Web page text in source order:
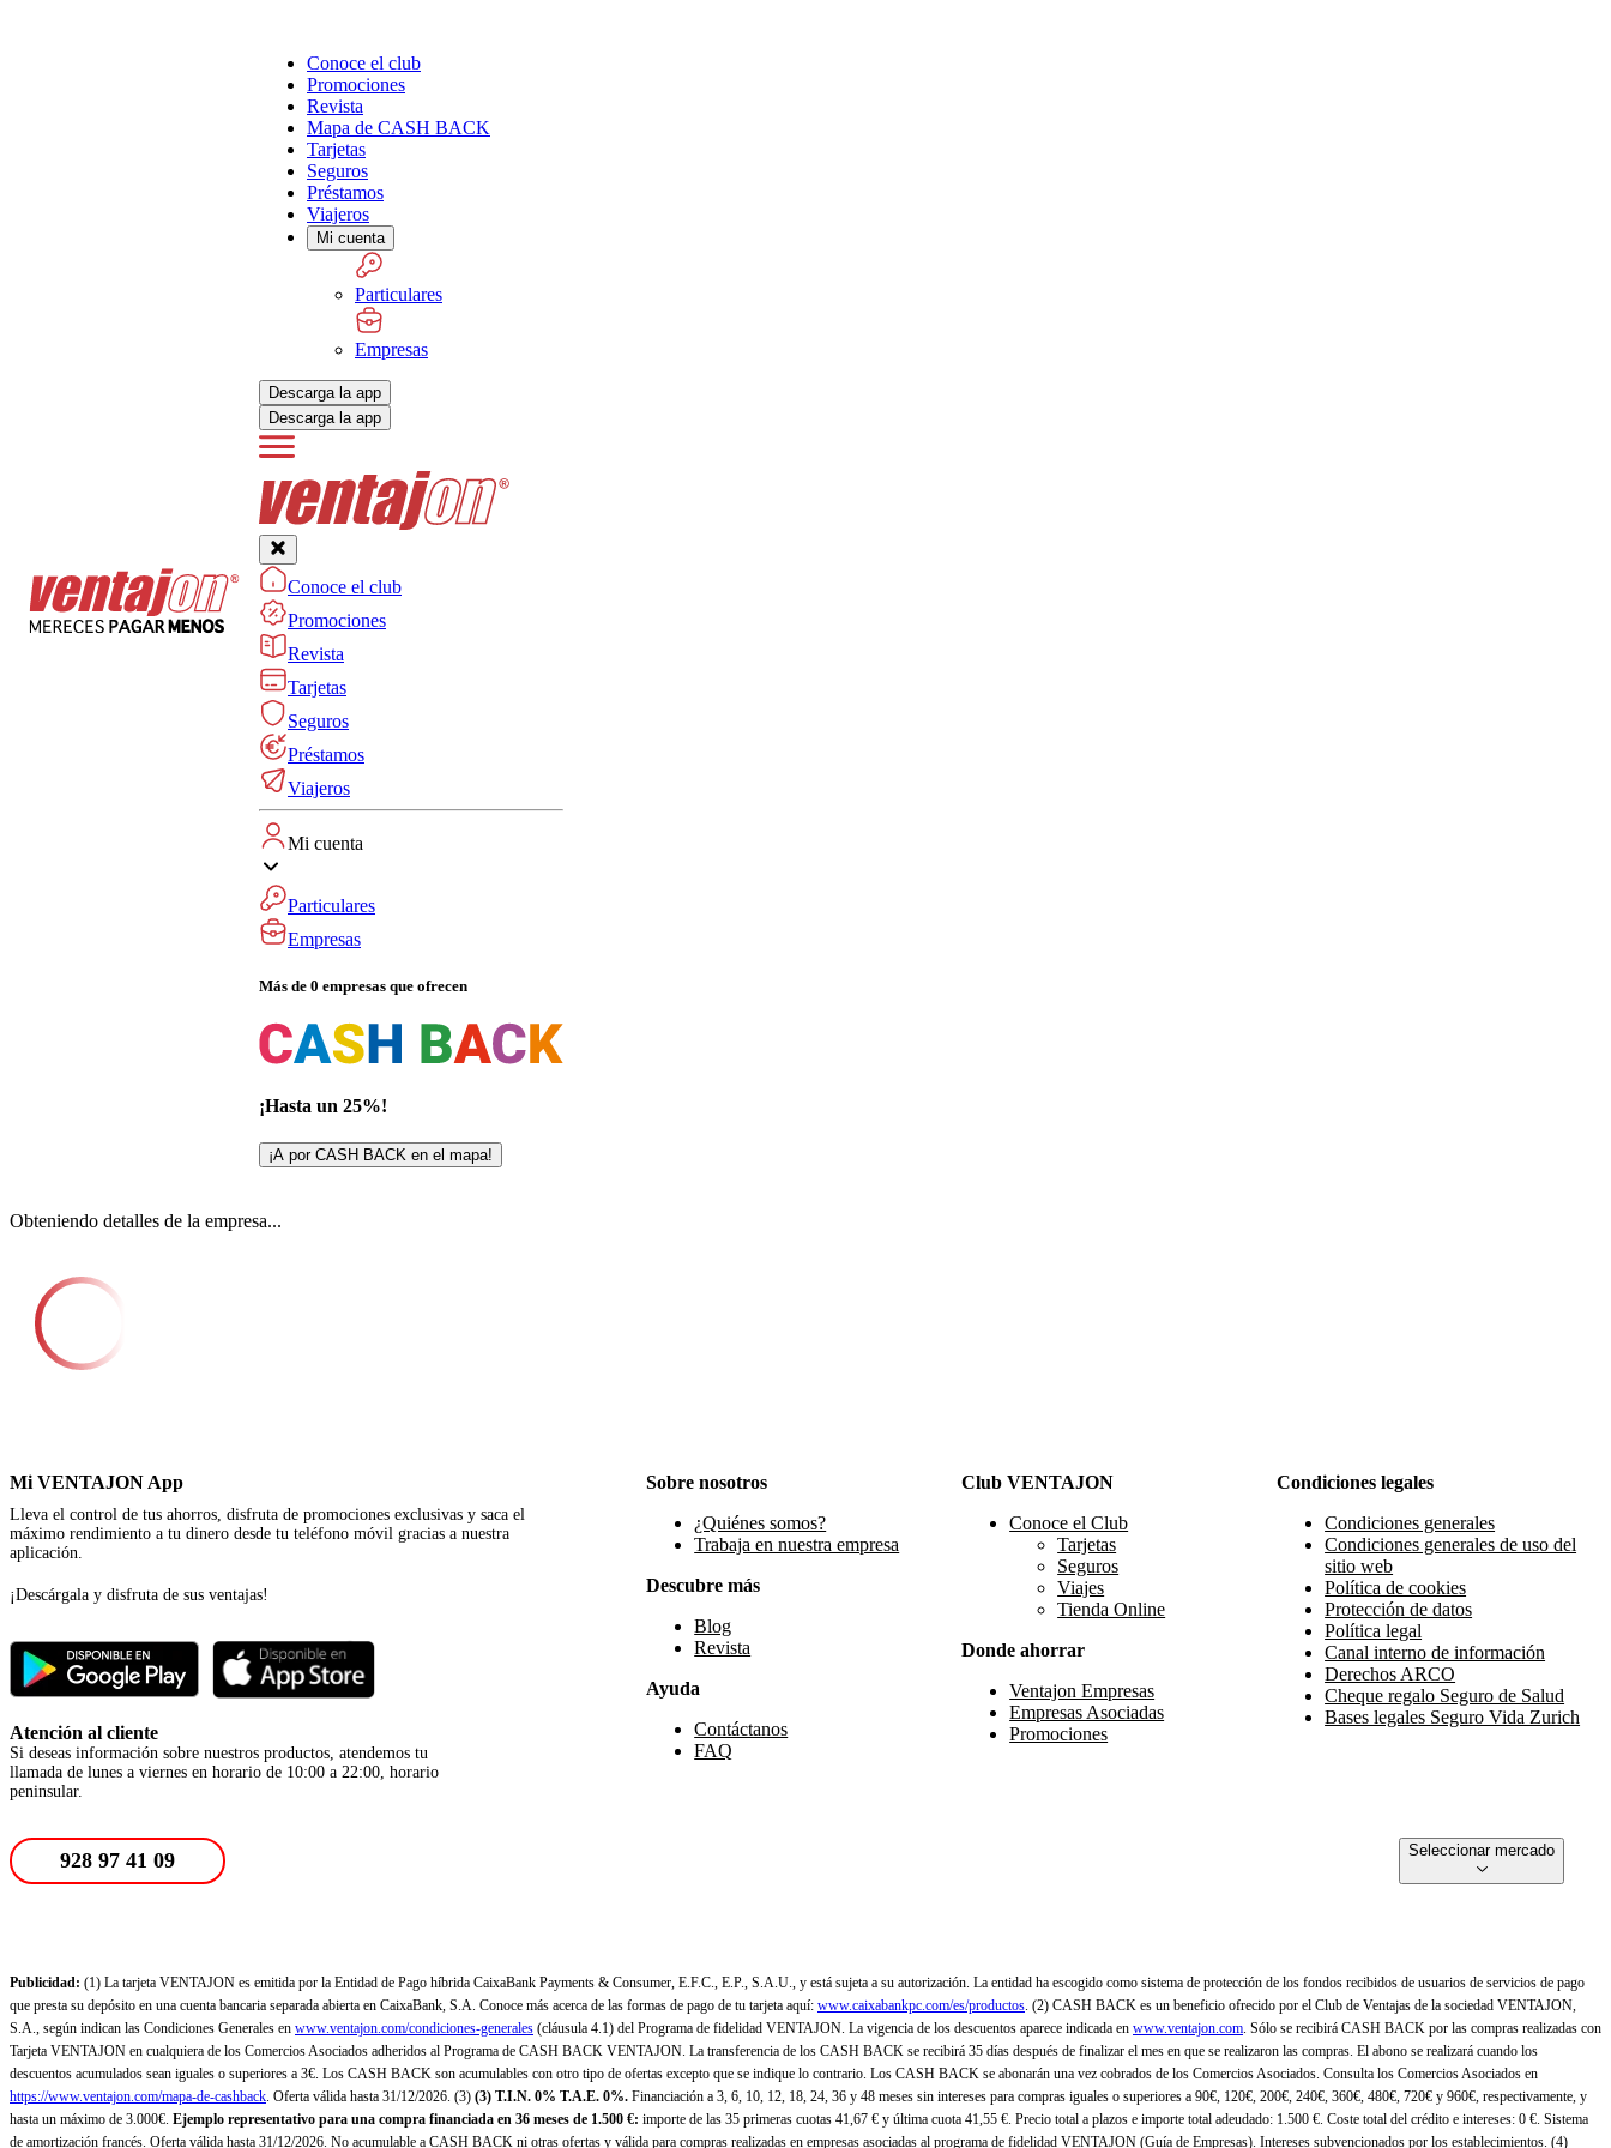
Conoce el club
Promociones
Revista
Mapa de CASH BACK
Tarjetas
Seguros
Préstamos
Viajeros
Mi cuenta
Particulares
Empresas
Descarga la app
Descarga la app
Conoce el club
Promociones
Revista
Tarjetas
Seguros
Préstamos
Viajeros
Mi cuenta
Particulares
Empresas
Más de 0 empresas que ofrecen
¡Hasta un 25%!
¡A por CASH BACK en el mapa!
Obteniendo detalles de la empresa...
Mi VENTAJON App
Lleva el control de tus ahorros, disfruta de promociones exclusivas y saca el
máximo rendimiento a tu dinero desde tu teléfono móvil gracias a nuestra
aplicación.
¡Descárgala y disfruta de sus ventajas!
Atención al cliente
Si deseas información sobre nuestros productos, atendemos tu
llamada de lunes a viernes en horario de 10:00 a 22:00, horario
peninsular.
Sobre nosotros
¿Quiénes somos?
Trabaja en nuestra empresa
Descubre más
Blog
Revista
Ayuda
Contáctanos
FAQ
Club VENTAJON
Conoce el Club
Tarjetas
Seguros
Viajes
Tienda Online
Donde ahorrar
Ventajon Empresas
Empresas Asociadas
Promociones
Condiciones legales
Condiciones generales
Condiciones generales de uso del
sitio web
Política de cookies
Protección de datos
Política legal
Canal interno de información
Derechos ARCO
Cheque regalo Seguro de Salud
Bases legales Seguro Vida Zurich
928 97 41 09 Seleccionar mercado
Publicidad: (1) La tarjeta VENTAJON es emitida por la Entidad de Pago híbrida CaixaBank Payments & Consumer, E.F.C., E.P., S.A.U., y está sujeta a su autorización. La entidad ha escogido como sistema de protección de los fondos recibidos de usuarios de servicios de pago
que presta su depósito en una cuenta bancaria separada abierta en CaixaBank, S.A. Conoce más acerca de las formas de pago de tu tarjeta aquí: www.caixabankpc.com/es/productos. (2) CASH BACK es un beneficio ofrecido por el Club de Ventajas de la sociedad VENTAJON,
S.A., según indican las Condiciones Generales en www.ventajon.com/condiciones-generales (cláusula 4.1) del Programa de fidelidad VENTAJON. La vigencia de los descuentos aparece indicada en www.ventajon.com. Sólo se recibirá CASH BACK por las compras realizadas con
Tarjeta VENTAJON en cualquiera de los Comercios Asociados adheridos al Programa de CASH BACK VENTAJON. La transferencia de los CASH BACK se recibirá 35 días después de finalizar el mes en que se realizaron las compras. El abono se realizará cuando los
descuentos acumulados sean iguales o superiores a 3€. Los CASH BACK son acumulables con otro tipo de ofertas excepto que se indique lo contrario. Los CASH BACK se abonarán una vez cobrados de los Comercios Asociados. Consulta los Comercios Asociados en
https://www.ventajon.com/mapa-de-cashback. Oferta válida hasta 31/12/2026. (3) (3) T.I.N. 0% T.A.E. 0%. Financiación a 3, 6, 10, 12, 18, 24, 36 y 48 meses sin intereses para compras iguales o superiores a 90€, 120€, 200€, 240€, 360€, 480€, 720€ y 960€, respectivamente, y
hasta un máximo de 3.000€. Ejemplo representativo para una compra financiada en 36 meses de 1.500 €: importe de las 35 primeras cuotas 41,67 € y última cuota 41,55 €. Precio total a plazos e importe total adeudado: 1.500 €. Coste total del crédito e intereses: 0 €. Sistema
de amortización francés. Oferta válida hasta 31/12/2026. No acumulable a CASH BACK ni otras ofertas y válida para compras realizadas en empresas asociadas al programa de fidelidad VENTAJON (Guía de Empresas). Intereses subvencionados por los establecimientos. (4)